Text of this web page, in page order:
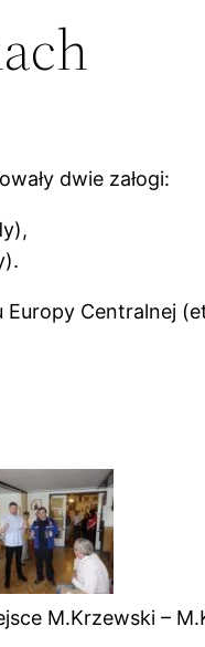
dwie załogi:
Europy Centralnej
M.Krzewski –